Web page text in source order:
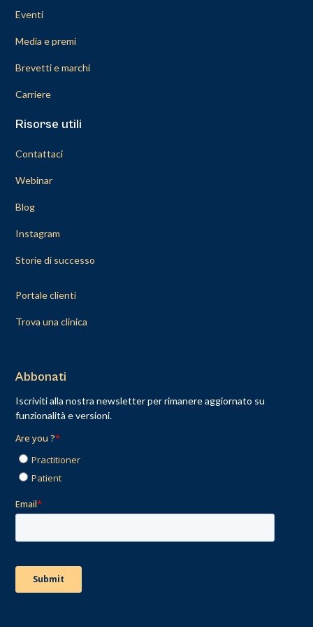
Eventi
Media e premi
Brevetti e marchi
Carriere
Risorse utili
Contattaci
Webinar
Blog
Instagram
Storie di successo
Portale clienti
Trova una clinica
Abbonati
Iscriviti alla nostra newsletter per rimanere aggiornato su
funzionalità e versioni.